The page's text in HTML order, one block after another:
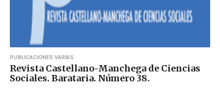
PUBLICACIONES VARIAS
Revista Castellano-Manchega de Ciencias
Sociales. Barataria. Número 38.